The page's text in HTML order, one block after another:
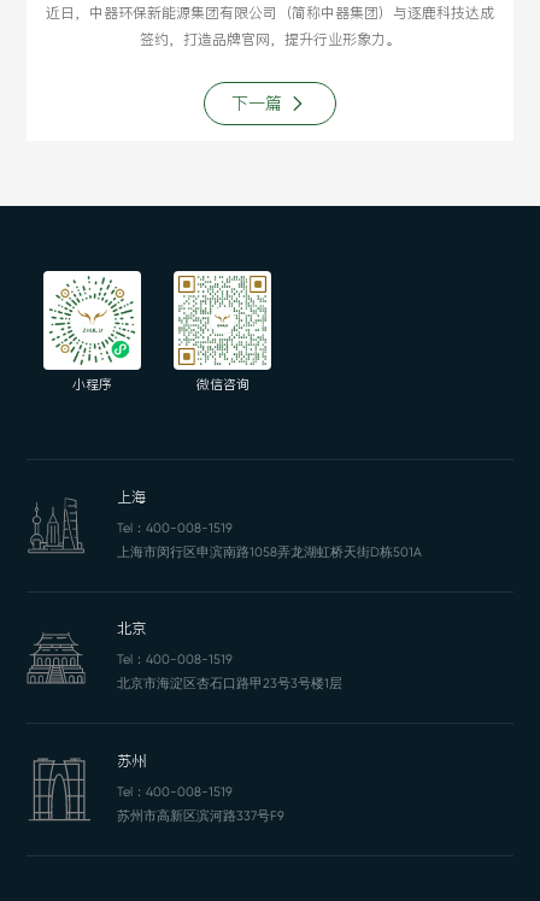
近日，中器环保新能源集团有限公司（简称中器集团）与逐鹿科技达成
签约，打造品牌官网，提升行业形象力。
下一篇
小程序 微信咨询
上海
Tel： 400-008-1519
上海市闵行区申滨南路1058弄龙湖虹桥天街D栋501A
北京
Tel： 400-008-1519
北京市海淀区杏石口路甲23号3号楼1层
苏州
Tel： 400-008-1519
苏州市高新区滨河路337号F9